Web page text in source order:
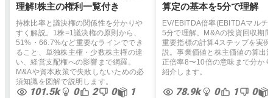
理解!株主の権利一覧付き
持株比率と議決権の関係性を分かりや
すく解説。1株=1議決権の原則から、
51%・66.7%など重要なラインででき
ること、単独株主権・少数株主権の違
い、経営支配権への影響まで網羅。
M&Aや資本政策で失敗しないための必
須知識を図解で説明します。
101.5k 0 2 0 1
算定の基本を5分で理解
EV/EBITDA倍率(EBITDAマルチ
5分で理解。M&Aの投資回収期
重要指標の計算4ステップを実例
説。事業価値と株主価値の算出
正倍率8〜10倍の意味まで分か
紹介します。
78.9k 0 1 0